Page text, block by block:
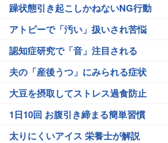
躁状態引き起こしかねないNG行動
アトピーで「汚い」扱いされ苦悩
認知症研究で「音」注目される
夫の「産後うつ」にみられる症状
大豆を摂取してストレス過食防止
1日10回 お腹引き締まる簡単習慣
太りにくいアイス 栄養士が解説